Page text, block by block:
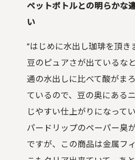
ペットボトルとの明らかな
い
”はじめに水出し珈琲を頂き
豆のピュアさが出ているな
通の水出しに比べて酸がま
ているので、豆の奥にある
じやすい仕上がりになって
パードリップのペーパー臭
ですが、この商品は金属フ